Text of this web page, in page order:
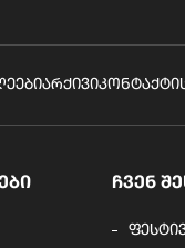
ᲐᲠᲥᲘᲕᲘᲙᲝᲜᲢᲐᲥᲢᲘ
ᲩᲕᲔᲜ